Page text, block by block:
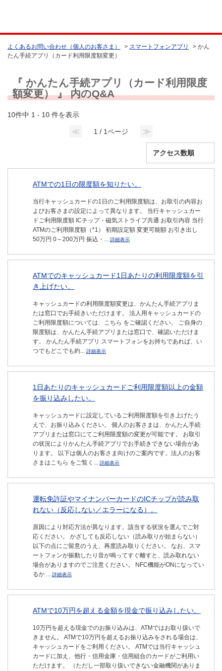
よくあるお問い合わせ（個人のお客さま） > スマートフォンアプリ > かん
たん手続アプリ（カード利用限度額変更）
『 かんたん手続アプリ（カード利用限度
額変更） 』 内のQ&A
10件中 1 - 10 件を表示
≪ 1 / 1ページ ≫
ATMでの1日の限度額を知りたい。
当行キャッシュカードの1日のご利用限度額は、お取引の内容お
よびお客さまの設定によって異なります。 当行キャッシュカー
ドご利用限度額 ICチップ・磁気ストライプ共通 お取引内容 当行
ATMのご利用限度額（*1） 初期設定額 変更可能額 お引き出し
50万円 0～200万円 振込・... 詳細表示
ATMでのキャッシュカード1日あたりの利用限度額を引
き上げたい。
キャッシュカードの利用限度額変更は、かんたん手続アプリま
たは窓口でお手続きいただけます。 法人用キャッシュカードの
ご利用限度額については、こちら をご確認ください。 ご自身の
限度額は、かんたん手続アプリまたは窓口で、確認いただけま
す。 かんたん手続アプリ スマートフォンをお持ちであれば、い
つでもどこでも約... 詳細表示
1日あたりのキャッシュカードご利用限度額以上の金額
を振り込みしたい。
キャッシュカードに設定しているご利用限度額を引き上げたう
えで、お振り込みください。 個人のお客さまは、かんたん手続
アプリまたは窓口にてご利用限度額の変更が可能です。 お取引
の状況によりかんたん手続アプリでお手続きできない場合があ
ります。 以下は個人のお客さま向けのご案内です。法人のお客
さまはこちら をご覧く... 詳細表示
運転免許証やマイナンバーカードのICチップが読み取
れない（反応しない／エラーになる）。
原因により対応方法が異なります。該当する状況を選んでご対
応ください。 かざしても反応しない（読み取りが始まらない）
以下の点にご留意のうえ、再度読み取りください。 なお、スマ
ートフォンが振動したり音が鳴ってすぐ離すと、読み取れない
場合がありますのでご注意ください。 NFC機能がONになってい
るか ... 詳細表示
ATMで10万円を超える金額を現金で振り込みしたい。
10万円を超える現金でのお振り込みは、ATMではお取り扱いで
きません。 ATMで10万円を超えるお振り込みをされる場合は、
キャッシュカードをご利用ください。 ATMでは当行キャッシュ
カードに加え、他行・信用金庫・信用組合のカードがご利用い
ただけます。 （ただし一部取り扱いできない金融機関がありま